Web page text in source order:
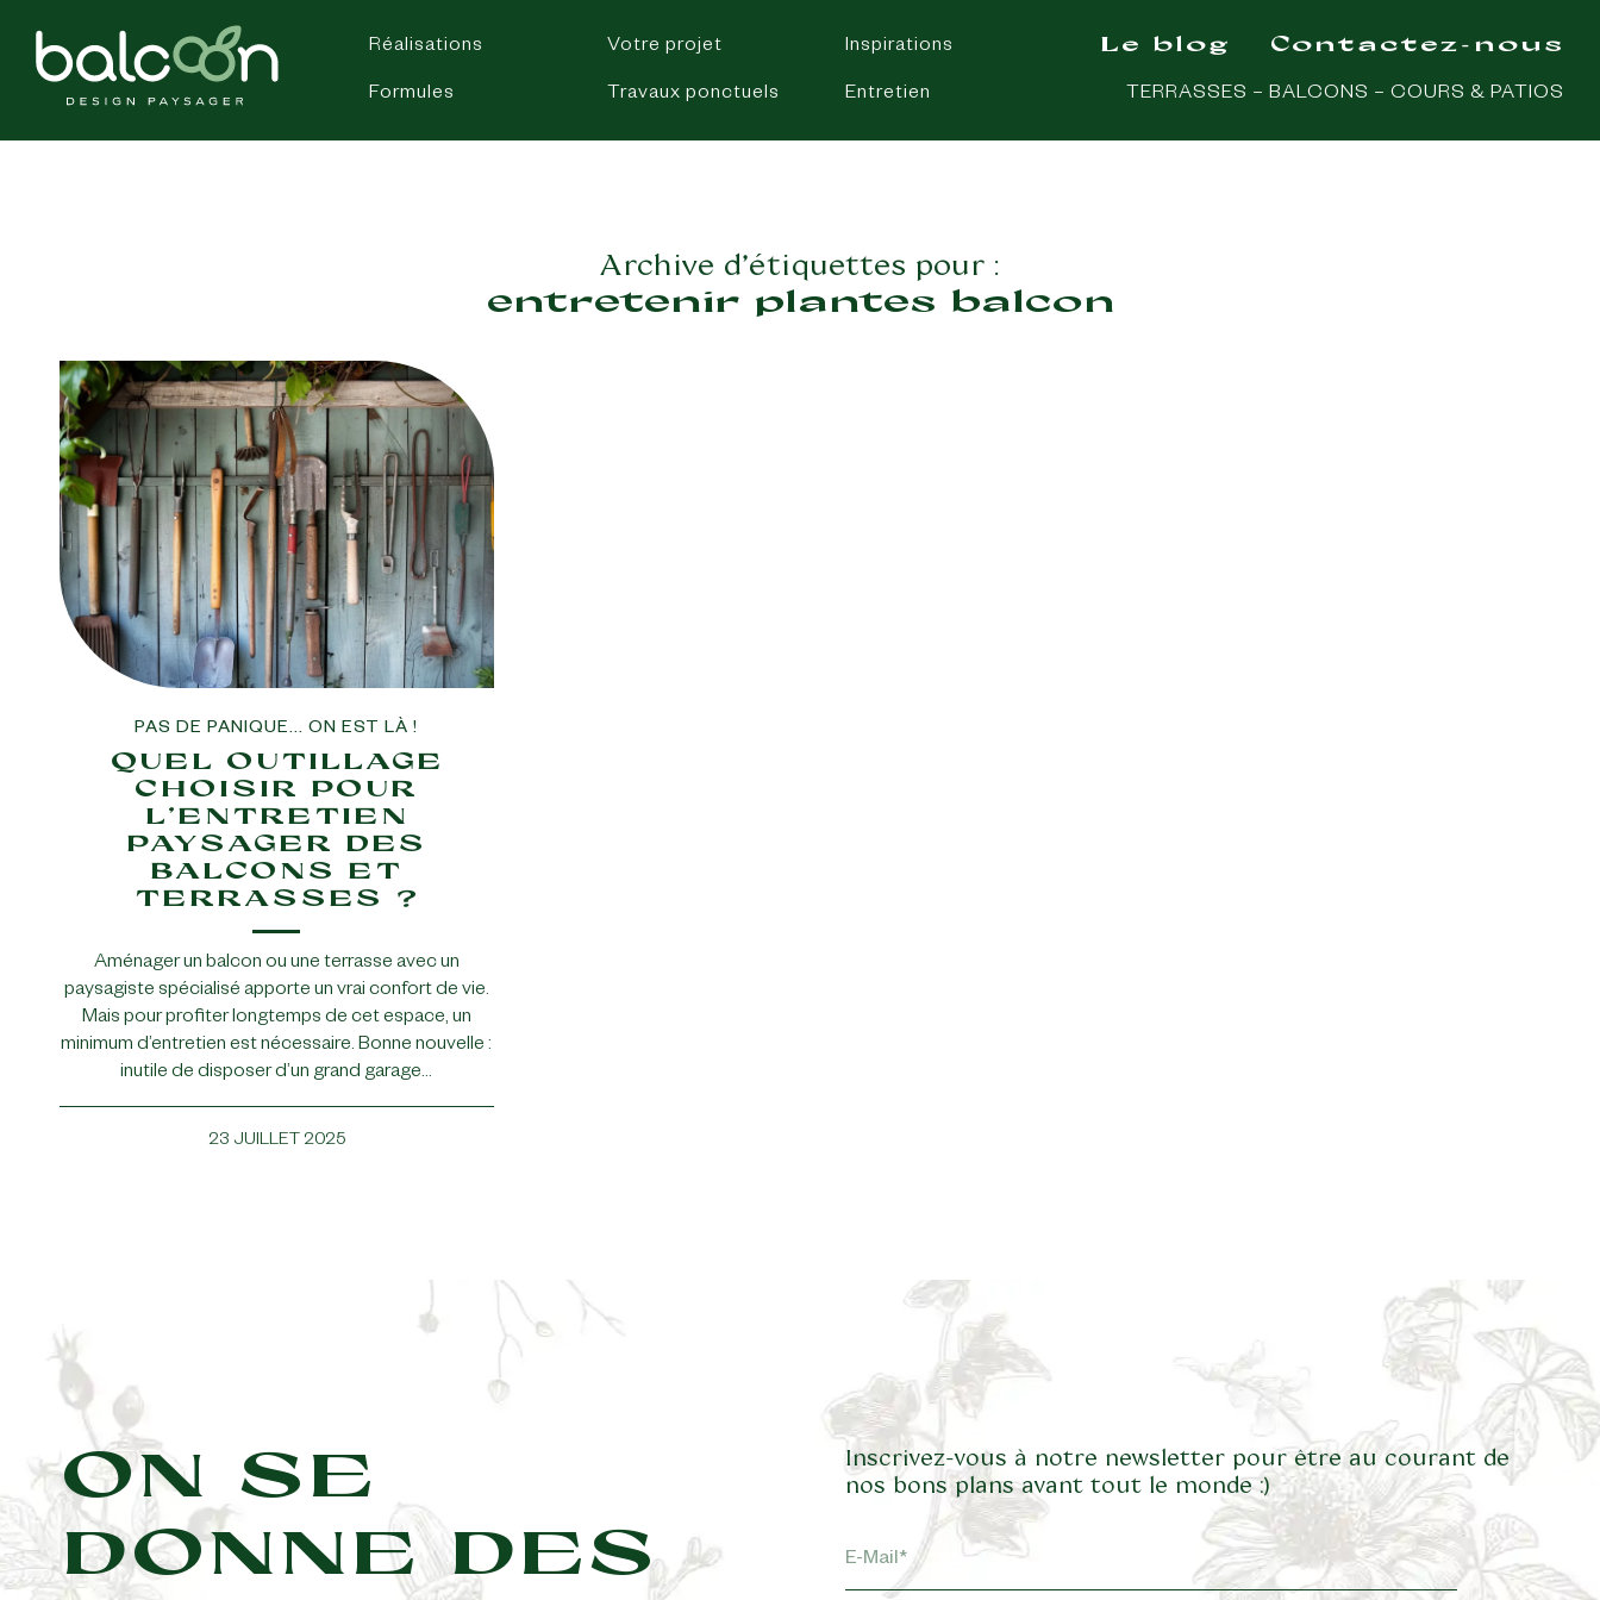
Réalisations Votre projet Inspirations
Formules Travaux ponctuels Entretien
Le blog Contactez-nous
TERRASSES – BALCONS – COURS & PATIOS
Archive d’étiquettes pour :
entretenir plantes balcon
PAS DE PANIQUE... ON EST LÀ !
QUEL OUTILLAGE
CHOISIR POUR
L’ENTRETIEN
PAYSAGER DES
BALCONS ET
TERRASSES ?
Aménager un balcon ou une terrasse avec un
paysagiste spécialisé apporte un vrai confort de vie.
Mais pour profiter longtemps de cet espace, un
minimum d’entretien est nécessaire. Bonne nouvelle :
inutile de disposer d’un grand garage…
23 JUILLET 2025
ON SE
DONNE DES
Inscrivez-vous à notre newsletter pour être au courant de
nos bons plans avant tout le monde :)